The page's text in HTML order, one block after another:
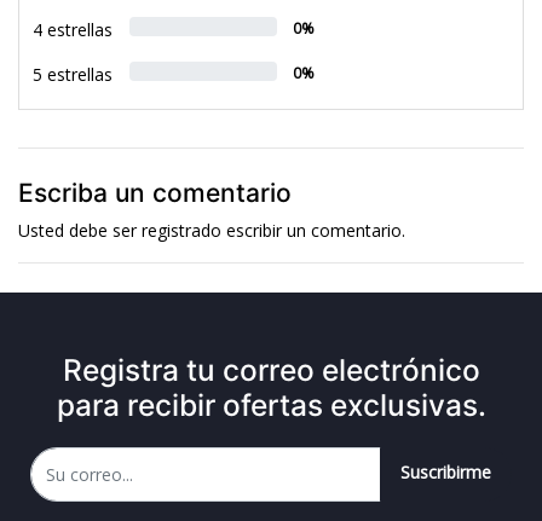
4 estrellas 0%
5 estrellas 0%
Escriba un comentario
Usted debe serregistrado escribir un comentario.
Registra tu correo electrónico
para recibir ofertas exclusivas.
Suscribirme